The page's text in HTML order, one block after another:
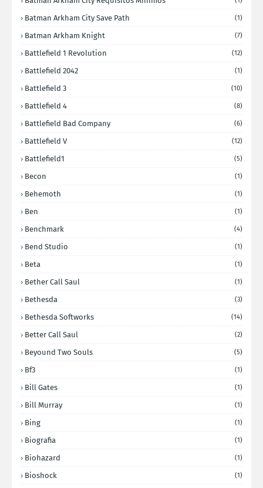
Batman Arkham City Save Path (1)
Batman Arkham Knight (7)
Battlefield 1 Revolution (12)
Battlefield 2042 (1)
Battlefield 3 (10)
Battlefield 4 (8)
Battlefield Bad Company (6)
Battlefield V (12)
Battlefield1 (5)
Becon (1)
Behemoth (1)
Ben (1)
Benchmark (4)
Bend Studio (1)
Beta (1)
Bether Call Saul (1)
Bethesda (3)
Bethesda Softworks (14)
Better Call Saul (2)
Beyound Two Souls (5)
Bf3 (1)
Bill Gates (1)
Bill Murray (1)
Bing (1)
Biografia (1)
Biohazard (1)
Bioshock (1)